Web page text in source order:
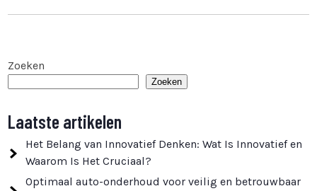
Zoeken
Zoeken
Laatste artikelen
Het Belang van Innovatief Denken: Wat Is Innovatief en
Waarom Is Het Cruciaal?
Optimaal auto-onderhoud voor veilig en betrouwbaar